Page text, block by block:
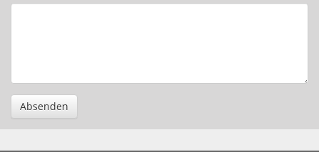
Absenden